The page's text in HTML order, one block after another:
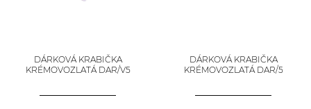
DÁRKOVÁ KRABIČKA
KRÉMOVOZLATÁ DAR/V5
DÁRKOVÁ KRABIČKA
KRÉMOVOZLATÁ DAR/5